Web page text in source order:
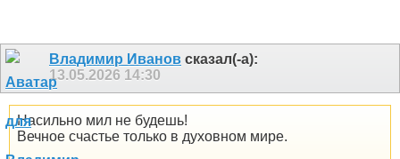
Владимир Иванов сказал(-а):
13.05.2026 14:30
Насильно мил не будешь!
Вечное счастье только в духовном мире.